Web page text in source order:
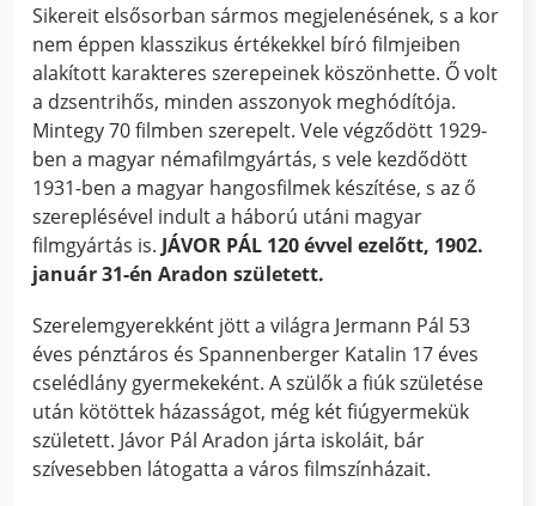
Sikereit elsősorban sármos megjelenésének, s a kor
nem éppen klasszikus értékekkel bíró filmjeiben
alakított karakteres szerepeinek köszönhette. Ő volt
a dzsentrihős, minden asszonyok meghódítója.
Mintegy 70 filmben szerepelt. Vele végződött 1929-
ben a magyar némafilmgyártás, s vele kezdődött
1931-ben a magyar hangosfilmek készítése, s az ő
szereplésével indult a háború utáni magyar
filmgyártás is. JÁVOR PÁL 120 évvel ezelőtt, 1902.
január 31-én Aradon született.
Szerelemgyerekként jött a világra Jermann Pál 53
éves pénztáros és Spannenberger Katalin 17 éves
cselédlány gyermekeként. A szülők a fiúk születése
után kötöttek házasságot, még két fiúgyermekük
született. Jávor Pál Aradon járta iskoláit, bár
szívesebben látogatta a város filmszínházait.